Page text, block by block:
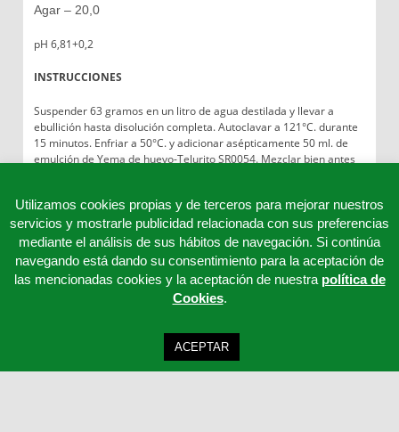
Agar – 20,0
pH 6,81+0,2
INSTRUCCIONES
Suspender 63 gramos en un litro de agua destilada y llevar a
ebullición hasta disolución completa. Autoclavar a 121°C. durante
15 minutos. Enfriar a 50°C. y adicionar asépticamente 50 ml. de
emulción de Yema de huevo-Telurito SR0054. Mezclar bien antes
Utilizamos cookies propias y de terceros para mejorar nuestros
servicios y mostrarle publicidad relacionada con sus preferencias
mediante el análisis de sus hábitos de navegación. Si continúa
navegando está dando su consentimiento para la aceptación de
las mencionadas cookies y la aceptación de nuestra política de
Cookies.
ACEPTAR